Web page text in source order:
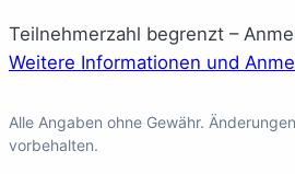
Teilnehmerzahl begrenzt –
Weitere Informationen und
Alle Angaben ohne Gewähr.
vorbehalten.